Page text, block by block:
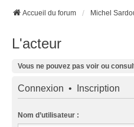
Accueil du forum Michel
L'acteur
Vous ne pouvez pas voir ou
Connexion • Inscription
Nom d’utilisateur :